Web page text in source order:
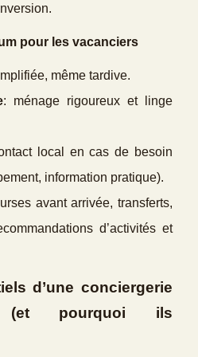
pour les vacanciers
même tardive.
: ménage rigoureux et linge
local en cas de besoin
information pratique).
avant arrivée, transferts,
d’activités et
d’une conciergerie
(et pourquoi ils